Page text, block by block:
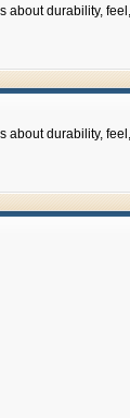
about durability,
about durability,